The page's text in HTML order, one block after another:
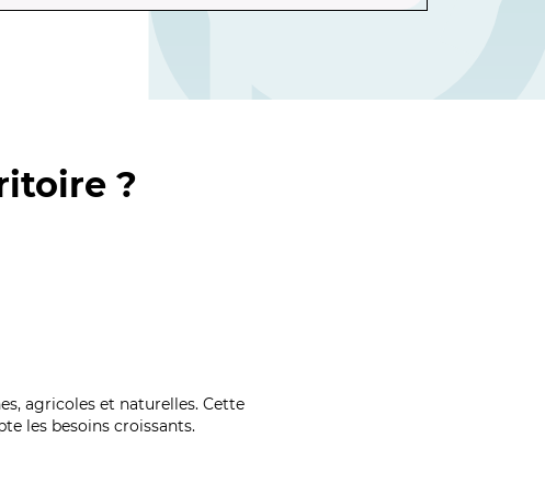
?
agricoles et naturelles. Cette
les besoins croissants.